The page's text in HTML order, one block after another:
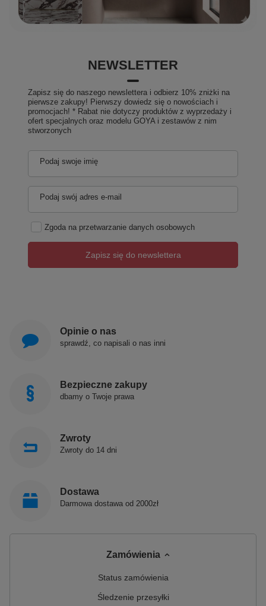
NEWSLETTER
Zapisz się do naszego newslettera i odbierz 10% zniżki na
pierwsze zakupy! Pierwszy dowiedz się o nowościach i
promocjach! * Rabat nie dotyczy produktów z wyprzedaży i
ofert specjalnych oraz modelu GOYA i zestawów z nim
stworzonych
Podaj swoje imię
Podaj swój adres e-mail
Zgoda na przetwarzanie danych osobowych
Zapisz się do newslettera
Opinie o nas
sprawdź, co napisali o nas inni
Bezpieczne zakupy
dbamy o Twoje prawa
Zwroty
Zwroty do 14 dni
Dostawa
Darmowa dostawa od 2000zł
Zamówienia
Status zamówienia
Śledzenie przesyłki